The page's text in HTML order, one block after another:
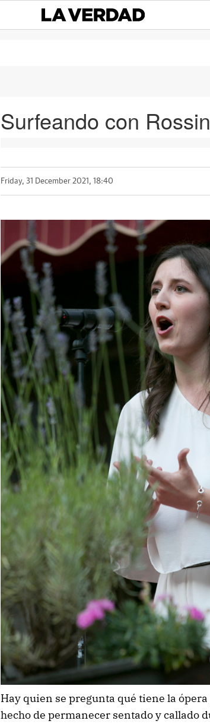
Surfeando con
Friday, 31 December 2021, 18:40
Hay quien se pregunta qué tiene la
hecho de permanecer sentado y callado